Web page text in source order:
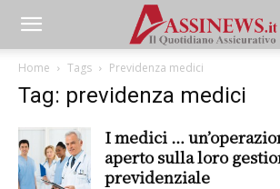
Home Tags Previdenza medici
Tag: previdenza medici
I medici …
aperto sulla loro
previdenziale